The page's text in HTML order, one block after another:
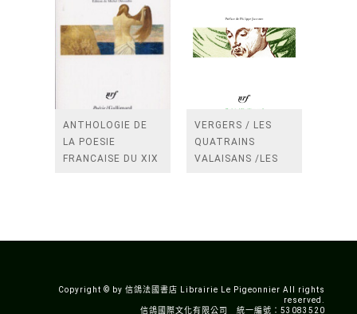
ANTHOLOGIE DE
LA POESIE
FRANCAISE DU XIX
VERGERS / LES
QUATRAINS
VALAISANS /LES
Copyright © by 信鴿法國書店 Librairie Le Pigeonnier All rights
reserved.
信鴿國際文化有限公司 統一編號：53083520